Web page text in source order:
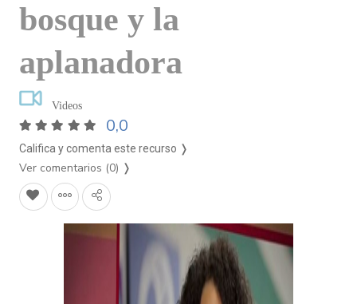
bosque y la
aplanadora
Videos
0,0
Califica y comenta este recurso ❭
Ver comentarios (0) ❭